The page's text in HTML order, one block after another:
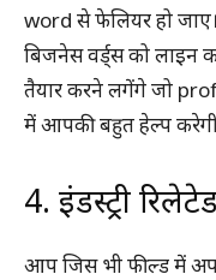
word से फेलियर हो
बिजनेस वर्ड्स को
तैयार करने लगेंगे जो
में आपकी बहुत हेल्प
4. इंडस्ट्री
आप जिस भी फील्ड में